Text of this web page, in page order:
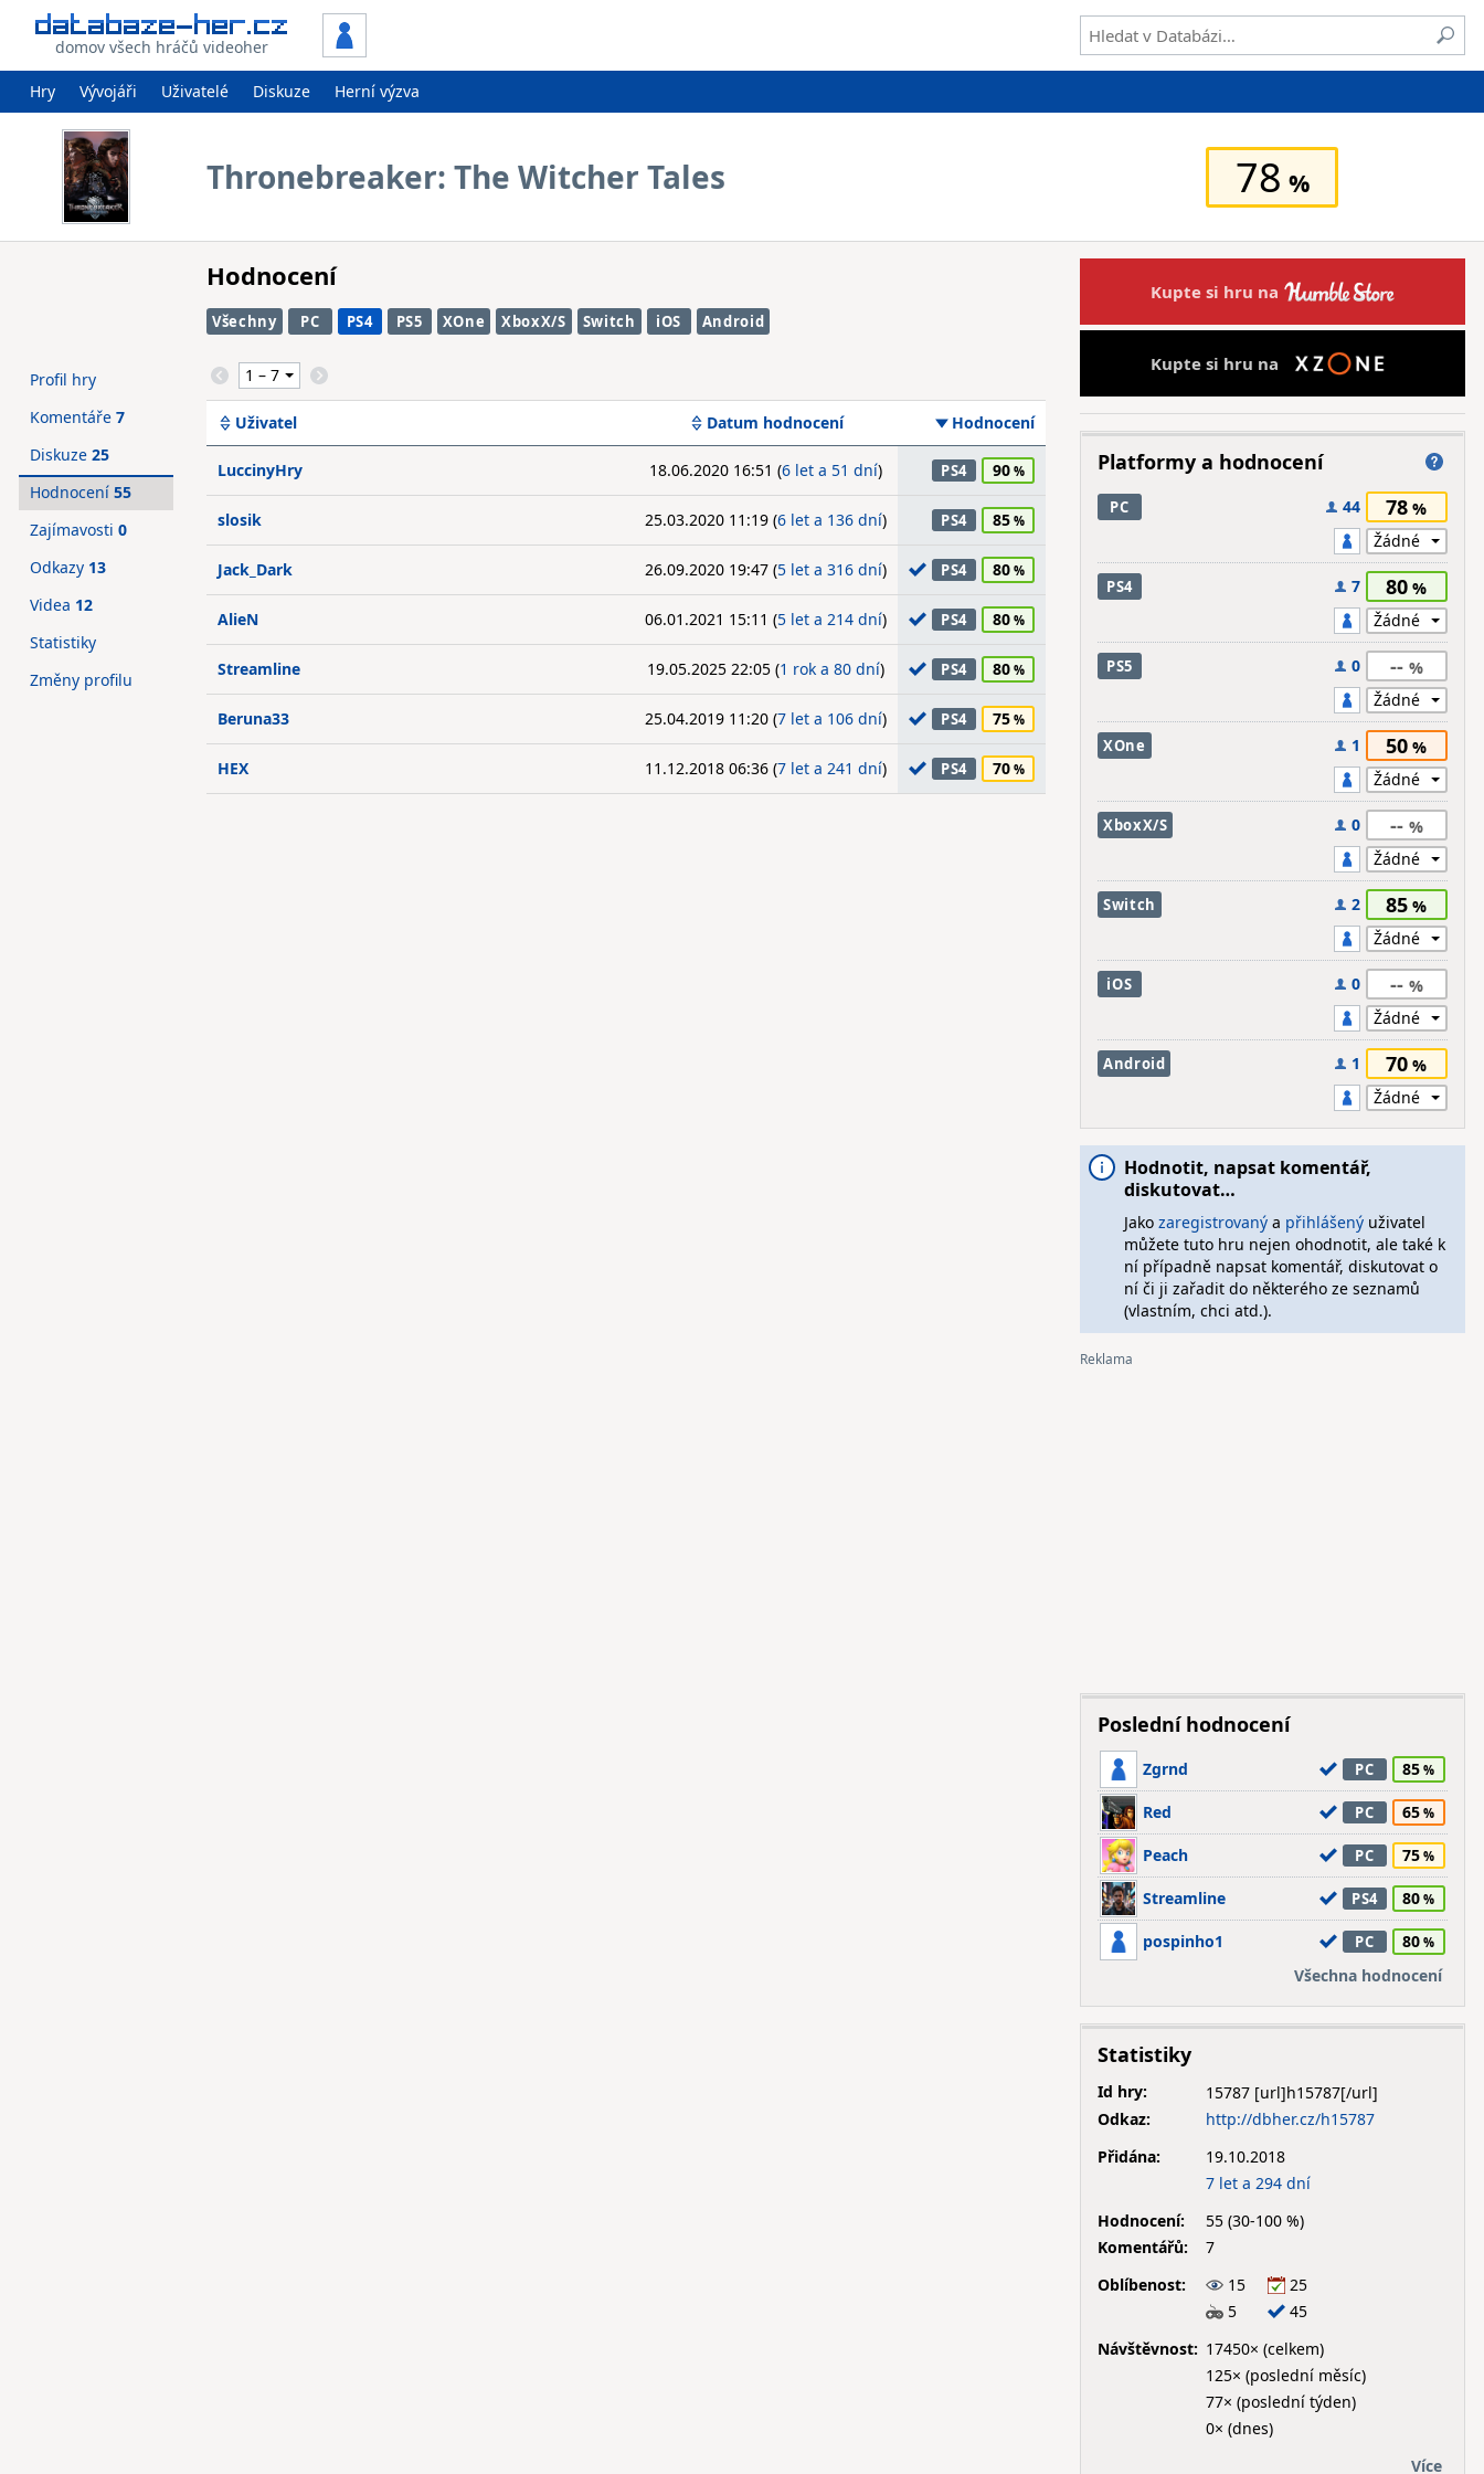
domov všech hráčů videoher
Hry Vývojáři Uživatelé Diskuze Herní výzva
Thronebreaker: The Witcher Tales 78
Hodnocení
Všechny PC PS4 PS5 XOne XboxX/S Switch iOS Android
Uživatel Datum hodnocení Hodnocení
LuccinyHry 18.06.2020 16:51 (6 let a 51 dní) PS4 90
slosik 25.03.2020 11:19 (6 let a 136 dní) PS4 85
Jack_Dark 26.09.2020 19:47 (5 let a 316 dní) PS4 80
AlieN 06.01.2021 15:11 (5 let a 214 dní) PS4 80
Streamline 19.05.2025 22:05 (1 rok a 80 dní) PS4 80
Beruna33 25.04.2019 11:20 (7 let a 106 dní) PS4 75
HEX 11.12.2018 06:36 (7 let a 241 dní) PS4 70
Profil hry
Komentáře 7
Diskuze 25
Hodnocení 55
Zajímavosti 0
Odkazy 13
Videa 12
Statistiky
Změny profilu
Kupte si hru na
Kupte si hru na
Platformy a hodnocení
PC 44 78
PS4 7 80
PS5 0 --
XOne 1 50
XboxX/S 0 --
Switch 2 85
iOS 0 --
Android 1 70
Hodnotit, napsat komentář,
diskutovat…
Jako zaregistrovanýa přihlášenýuživatel
můžete tuto hru nejen ohodnotit, ale také k
ní případně napsat komentář, diskutovat o
ní či ji zařadit do některého ze seznamů
(vlastním, chci atd.).
Poslední hodnocení
Zgrnd PC 85
Red PC 65
Peach PC 75
Streamline PS4 80
pospinho1 PC
80
Všechna hodnocení
Statistiky
Id hry:
15787
Odkaz:
http://dbher.cz/h15787
Přidána:
19.10.2018
7 let a 294 dní
Hodnocení:
55 (30-100 %)
Komentářů:
7
Oblíbenost:
15
25
5
45
Návštěvnost: 17450× (celkem)
125× (poslední měsíc)
77× (poslední týden)
0× (dnes)
Více